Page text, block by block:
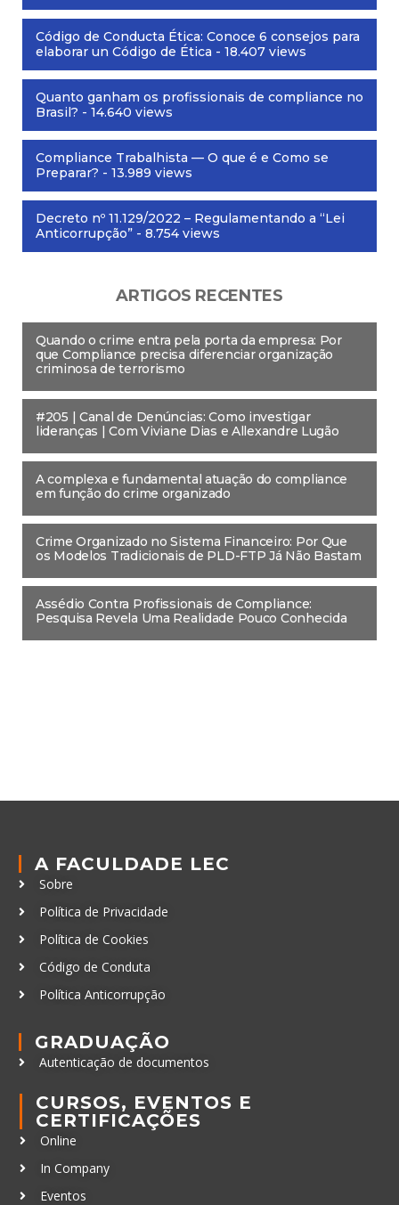
Código de Conducta Ética: Conoce 6 consejos para
elaborar un Código de Ética - 18.407 views
Quanto ganham os profissionais de compliance no
Brasil? - 14.640 views
Compliance Trabalhista — O que é e Como se
Preparar? - 13.989 views
Decreto nº 11.129/2022 – Regulamentando a “Lei
Anticorrupção” - 8.754 views
ARTIGOS RECENTES
Quando o crime entra pela porta da empresa: Por
que Compliance precisa diferenciar organização
criminosa de terrorismo
#205 | Canal de Denúncias: Como investigar
lideranças | Com Viviane Dias e Allexandre Lugão
A complexa e fundamental atuação do compliance
em função do crime organizado
Crime Organizado no Sistema Financeiro: Por Que
os Modelos Tradicionais de PLD-FTP Já Não Bastam
Assédio Contra Profissionais de Compliance:
Pesquisa Revela Uma Realidade Pouco Conhecida
A FACULDADE LEC
Sobre
Política de Privacidade
Política de Cookies
Código de Conduta
Política Anticorrupção
GRADUAÇÃO
Autenticação de documentos
CURSOS, EVENTOS E
CERTIFICAÇÕES
Online
In Company
Eventos